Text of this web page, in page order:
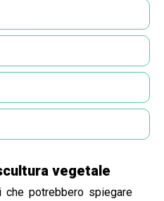
vegetale
potrebbero spiegare